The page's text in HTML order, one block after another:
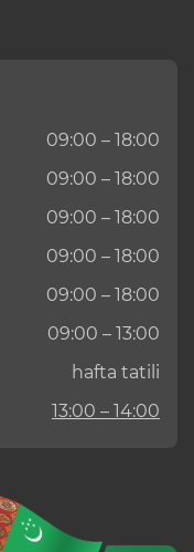
09:00 – 18:00
09:00 – 18:00
09:00 – 18:00
09:00 – 18:00
09:00 – 18:00
09:00 – 13:00
hafta tatili
13:00 – 14:00